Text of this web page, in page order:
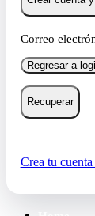
Correo
Regresar a
Recuperar
Crea tu